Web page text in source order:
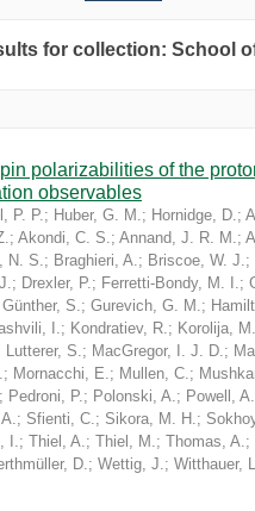
for collection: School
polarizabilities of the
observables
P. P.; Huber, G. M.; Hornidge, D.;
; Akondi, C. S.; Annand, J. R. M.;
N. S.; Braghieri, A.; Briscoe, W. J.;
; Drexler, P.; Ferretti-Bondy, M. I.;
Günther, S.; Gurevich, G. M.;
I.; Kondratiev, R.; Korolija, M.
Lutterer, S.; MacGregor, I. J. D.;
; Mornacchi, E.; Mullen, C.;
; Pedroni, P.; Polonski, A.; Powell, A.
; Sfienti, C.; Sikora, M. H.;
I.; Thiel, A.; Thiel, M.; Thomas, A.;
D.; Wettig, J.; Witthauer,